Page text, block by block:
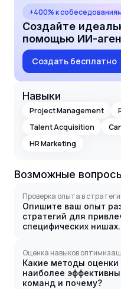
+400% к
Создайте
помощью ИИ-
Создать бесплатно
Навыки
Project Management
Talent Acquisition
HR Marketing
Возможные
Проверка опыта в
Опишите ваш опыт
стратегий для
специфических нишах.
Оценка навыков
Какие методы оценки
наиболее
команд и почему?